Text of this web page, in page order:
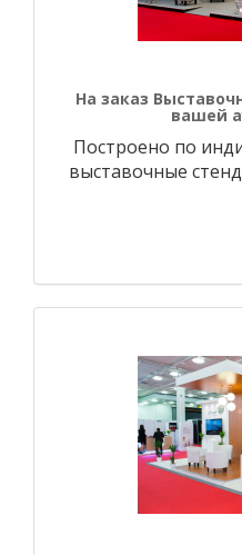
На заказ
вашей
Построено по
выставочные